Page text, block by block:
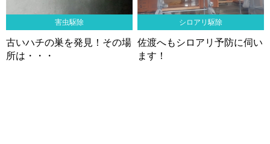
害虫駆除
古いハチの巣を発見！その場
所は・・・
シロアリ駆除
佐渡へもシロアリ予防に伺い
ます！